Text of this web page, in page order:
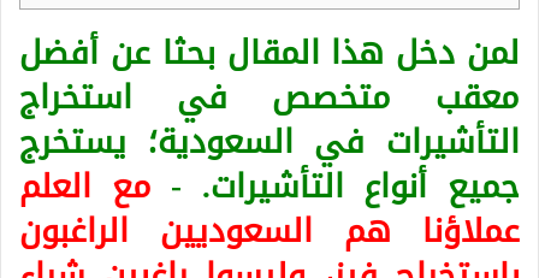
لمن دخل هذا المقال بحثا عن أفضل
معقب متخصص في استخراج
التأشيرات في السعودية؛ يستخرج
جميع أنواع التأشيرات. - مع العلم
عملاؤنا هم السعوديين الراغبون